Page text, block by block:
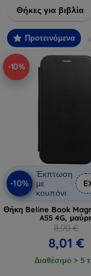
και τη διάρκεια
Θήκες για βιβλία
Προτεινόμενα
-10%
-10%
Έκπτωση
με
κουπόνι
Θήκη Beline Book
A55 4G,
8,90 €
8,01 €
Διαθέσιμο > 5